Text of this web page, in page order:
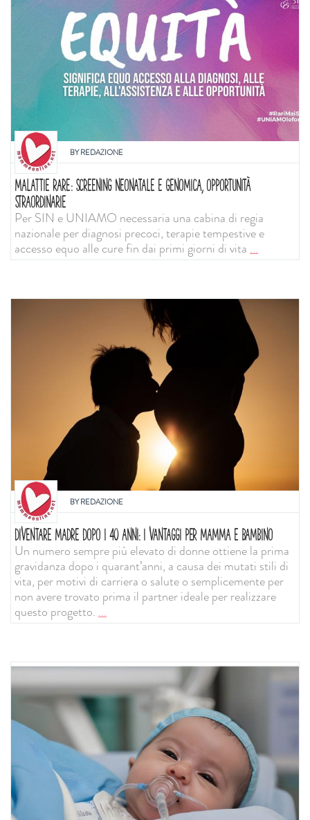
BYREDAZIONE
MALATTIE RARE: SCREENING NEONATALE E GENOMICA, OPPORTUNITÀ
STRAORDINARIE
Per SIN e UNIAMO necessaria una cabina di regia
nazionale per diagnosi precoci, terapie tempestive e
accesso equo alle cure fin dai primi giorni di vita ...
BYREDAZIONE
DIVENTARE MADRE DOPO I 40 ANNI: I VANTAGGI PER MAMMA E BAMBINO
Un numero sempre più elevato di donne ottiene la prima
gravidanza dopo i quarant’anni, a causa dei mutati stili di
vita, per motivi di carriera o salute o semplicemente per
non avere trovato prima il partner ideale per realizzare
questo progetto....